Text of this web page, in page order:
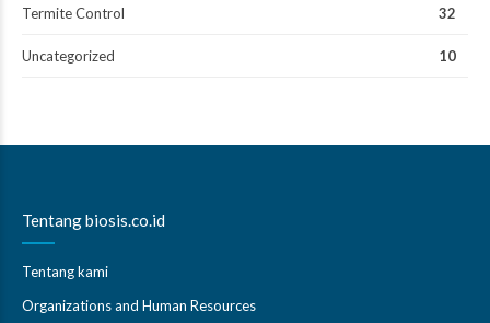
Termite Control 32
Uncategorized 10
Tentang biosis.co.id
Tentang kami
Organizations and Human Resources